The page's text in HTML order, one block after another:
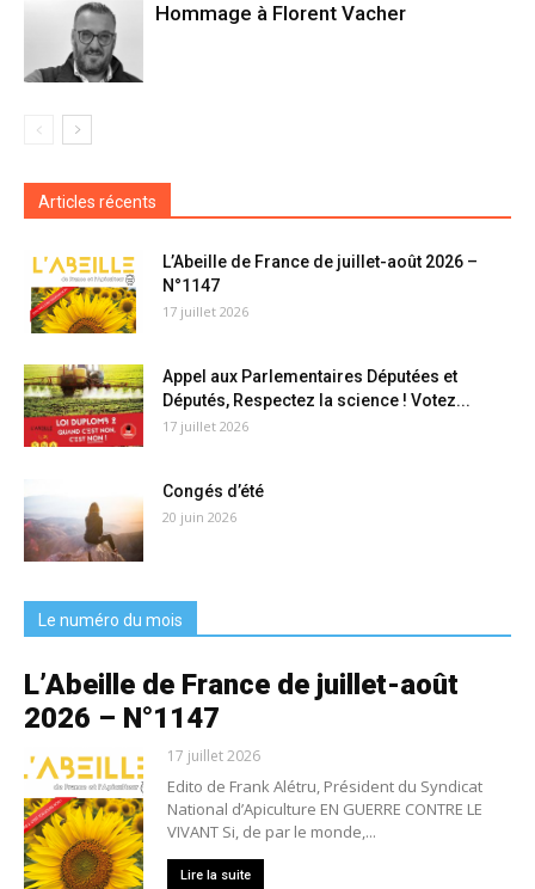
Hommage à Florent Vacher
Articles récents
L’Abeille de France de juillet-août 2026 –
N°1147
17 juillet 2026
Appel aux Parlementaires Députées et
Députés, Respectez la science ! Votez...
17 juillet 2026
Congés d’été
20 juin 2026
Le numéro du mois
L’Abeille de France de juillet-août
2026 – N°1147
17 juillet 2026
Edito de Frank Alétru, Président du Syndicat
National d’Apiculture EN GUERRE CONTRE LE
VIVANT Si, de par le monde,...
Lire la suite